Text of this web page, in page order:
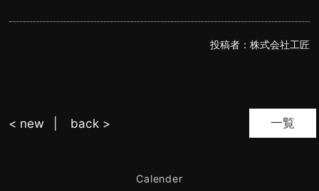
投稿者： 株式会社工匠
一覧
< new back >
Calender